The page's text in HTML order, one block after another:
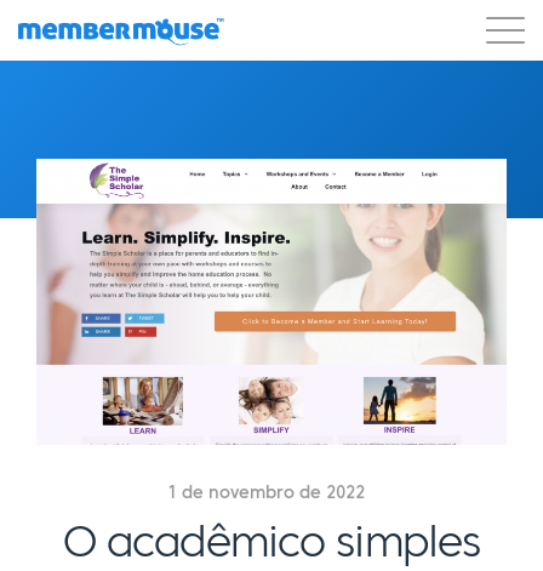
Começar a usar
1 de novembro de 2022
O acadêmico simples